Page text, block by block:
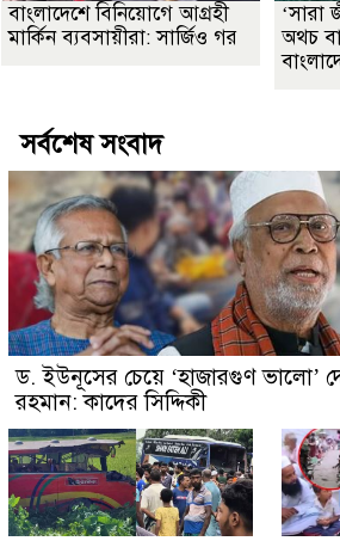
বাংলাদেশে বিনিয়োগে আগ্রহী
মার্কিন ব্যবসায়ীরা: সার্জিও গর
‘সারা
অথচ
সর্বশেষ সংবাদ
ড. ইউনূসের চেয়ে ‘হাজারগুণ ভালো’
রহমান: কাদের সিদ্দিকী